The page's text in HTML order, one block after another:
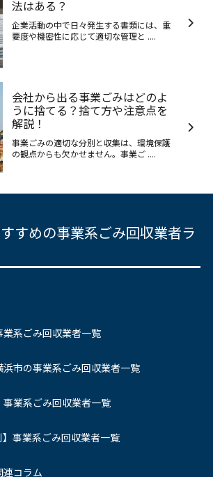
法はある？
企業活動の中で日々発生する書類には、重
要度や機密性に応じて適切な管理と ....
会社から出る事業ごみはどのよ
うに捨てる？捨て方や注意点を
解説！
事業ごみの適切な分別と収集は、環境保護
の観点からも欠かせません。事業ご ....
すすめの事業系ごみ回収業者ラ
業系ごみ回収業者一覧
浜市の事業系ごみ回収業者一覧
事業系ごみ回収業者一覧
】事業系ごみ回収業者一覧
連コラム